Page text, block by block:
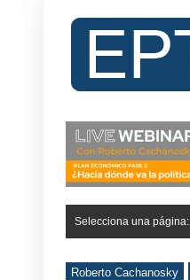
Selecciona una página:
Roberto Cachanosky